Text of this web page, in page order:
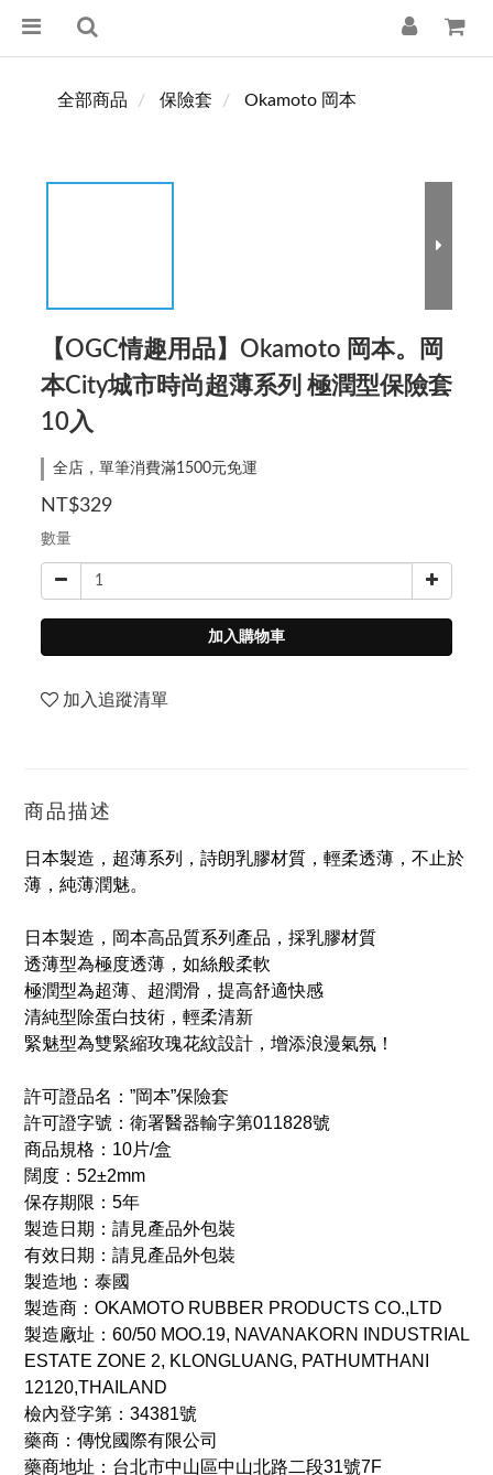
全部商品 保險套 Okamoto 岡本
【OGC情趣用品】Okamoto 岡本。岡
本City城市時尚超薄系列 極潤型保險套
10入
全店，單筆消費滿1500元免運
NT$329
數量
加入購物車
加入追蹤清單
商品描述
日本製造，超薄系列，詩朗乳膠材質，輕柔透薄，不止於
薄，純薄潤魅。
日本製造，岡本高品質系列產品，採乳膠材質
透薄型為極度透薄，如絲般柔軟
極潤型為超薄、超潤滑，提高舒適快感
清純型除蛋白技術，輕柔清新
緊魅型為雙緊縮玫瑰花紋設計，增添浪漫氣氛！
許可證品名：”岡本”保險套
許可證字號：衛署醫器輸字第011828號
商品規格：10片/盒
闊度：52±2mm
保存期限：5年
製造日期：請見產品外包裝
有效日期：請見產品外包裝
製造地：泰國
製造商：OKAMOTO RUBBER PRODUCTS CO.,LTD
製造廠址：60/50 MOO.19, NAVANAKORN INDUSTRIAL
ESTATE ZONE 2, KLONGLUANG, PATHUMTHANI
12120,THAILAND
檢內登字第：34381號
藥商：傳悅國際有限公司
藥商地址：台北市中山區中山北路二段31號7F